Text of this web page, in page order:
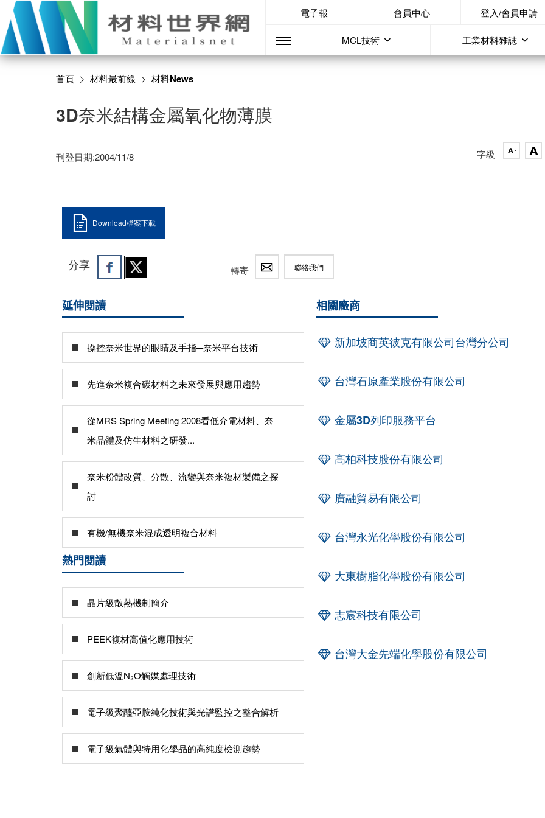
電子報 會員中心 登入/會員申請
MCL技術 工業材料雜誌
首頁 材料最前線 材料News
3D奈米結構金屬氧化物薄膜
刊登日期:2004/11/8 字級
Download檔案下載
分享 轉寄 聯絡我們
延伸閱讀
操控奈米世界的眼睛及手指─奈米平台技術
先進奈米複合碳材料之未來發展與應用趨勢
從MRS Spring Meeting 2008看低介電材料、奈
米晶體及仿生材料之研發...
奈米粉體改質、分散、流變與奈米複材製備之探
討
有機/無機奈米混成透明複合材料
熱門閱讀
晶片級散熱機制簡介
PEEK複材高值化應用技術
創新低溫N₂O觸媒處理技術
電子級聚醯亞胺純化技術與光譜監控之整合解析
電子級氣體與特用化學品的高純度檢測趨勢
相關廠商
新加坡商英彼克有限公司台灣分公司
台灣石原產業股份有限公司
金屬3D列印服務平台
高柏科技股份有限公司
廣融貿易有限公司
台灣永光化學股份有限公司
大東樹脂化學股份有限公司
志宸科技有限公司
台灣大金先端化學股份有限公司